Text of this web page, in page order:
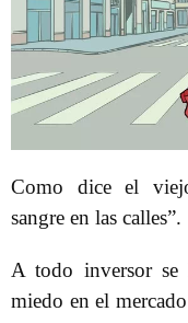
Como dice el
sangre en las calles”.
A todo inversor se
miedo en el